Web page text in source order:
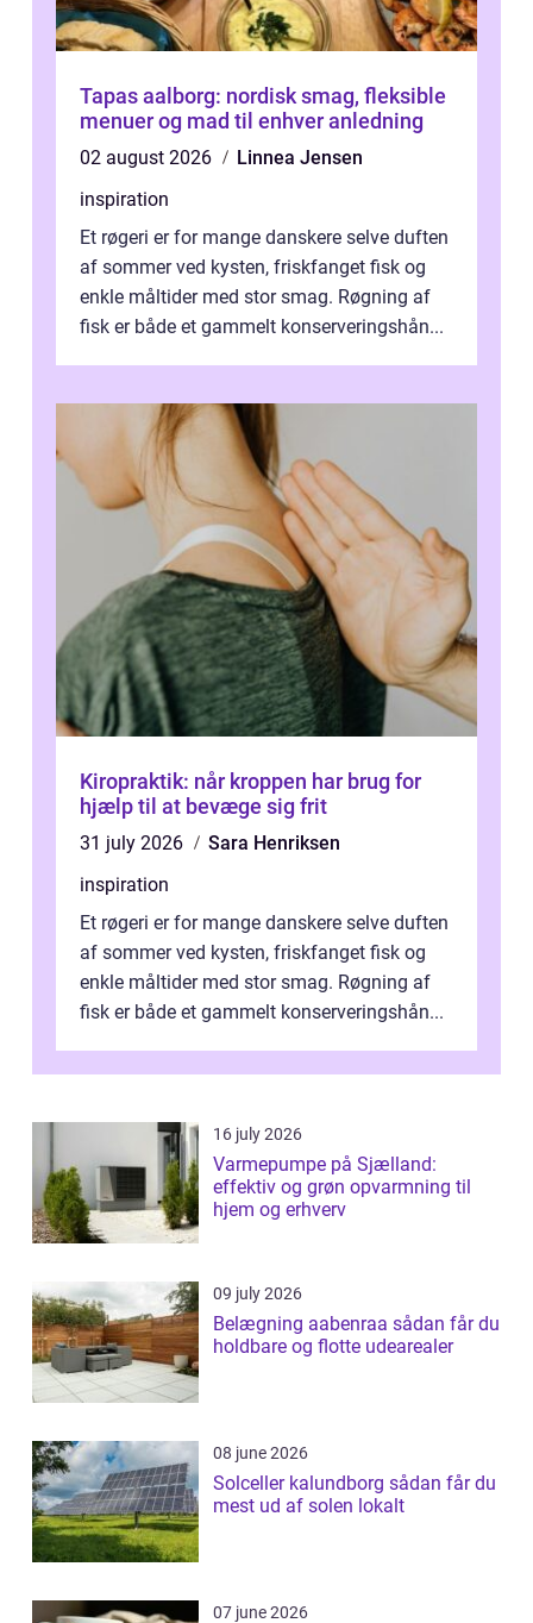
Tapas aalborg: nordisk smag, fleksible
menuer og mad til enhver anledning
02 august 2026
Linnea Jensen
inspiration
Et røgeri er for mange danskere selve duften
af sommer ved kysten, friskfanget fisk og
enkle måltider med stor smag. Røgning af
fisk er både et gammelt konserveringshån...
Kiropraktik: når kroppen har brug for
hjælp til at bevæge sig frit
31 july 2026
Sara Henriksen
inspiration
Et røgeri er for mange danskere selve duften
af sommer ved kysten, friskfanget fisk og
enkle måltider med stor smag. Røgning af
fisk er både et gammelt konserveringshån...
16 july 2026
Varmepumpe på Sjælland:
effektiv og grøn opvarmning til
hjem og erhverv
09 july 2026
Belægning aabenraa sådan får du
holdbare og flotte udearealer
08 june 2026
Solceller kalundborg sådan får du
mest ud af solen lokalt
07 june 2026